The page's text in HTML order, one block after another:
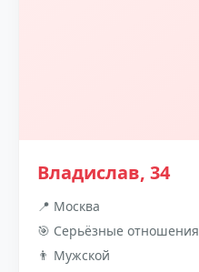
Владислав, 34
📍 Москва
🎯 Серьёзные отношения
👨 Мужской